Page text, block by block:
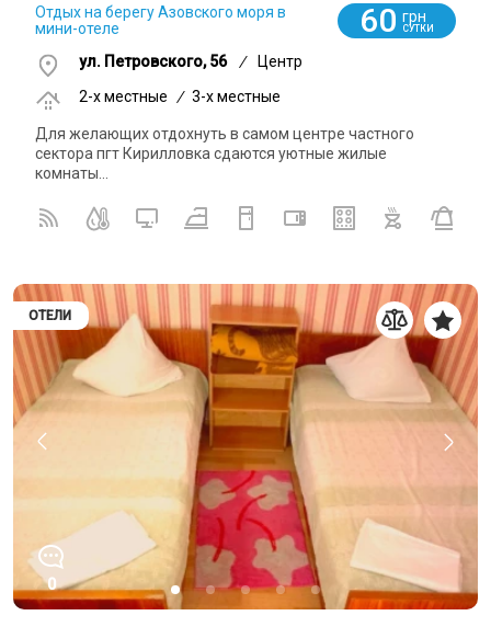
Отдых на берегу Азовского моря в
мини-отеле
60 грн
СУТКИ
ул. Петровского, 56 /
Центр
2-x местные
/ 3-x местные
Для желающих отдохнуть в самом центре частного
сектора пгт Кирилловка сдаются уютные жилые
комнаты...
ОТЕЛИ
0